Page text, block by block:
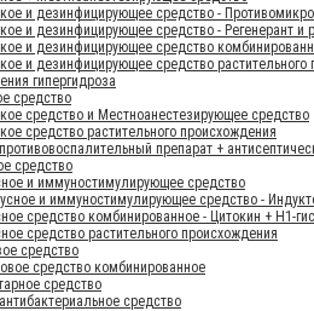
и дезинфицирующее средство -
и дезинфицирующее средство - Регенерант и
и дезинфицирующее средство
и дезинфицирующее средство растительного
гипергидроза
средство
средство и Местноанестезирующее средство
средство растительного происхождения
препарат +
средство
и иммуностимулирующее средство
и иммуностимулирующее средство -
средство комбинированное - Цитокин + Н1-
средство растительного происхождения
средство
средство комбинированное
средство
средство